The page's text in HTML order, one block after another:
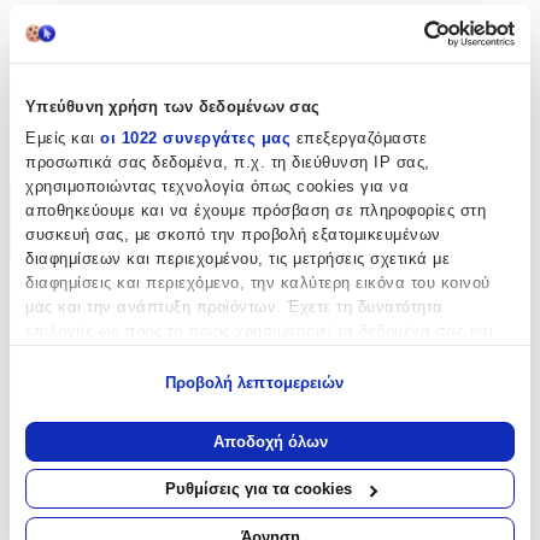
Υπεύθυνη χρήση των δεδομένων σας
Εμείς και οι 1022 συνεργάτες μας επεξεργαζόμαστε
προσωπικά σας δεδομένα, π.χ. τη διεύθυνση IP σας,
χρησιμοποιώντας τεχνολογία όπως cookies για να
αποθηκεύουμε και να έχουμε πρόσβαση σε πληροφορίες στη
συσκευή σας, με σκοπό την προβολή εξατομικευμένων
διαφημίσεων και περιεχομένου, τις μετρήσεις σχετικά με
διαφημίσεις και περιεχόμενο, την καλύτερη εικόνα του κοινού
μας και την ανάπτυξη προϊόντων. Έχετε τη δυνατότητα
Να συλλέξουμε πληροφορίες σχετικά με τη γεωγραφική
σας τοποθεσία, οι οποίες μπορεί να είναι ακριβείς σε
απόσταση μερικών μέτρων
Να αναγνωρίσουμε τη συσκευή σας σαρώνοντας ενεργά
για συγκεκριμένα χαρακτηριστικά (δακτυλικό αποτύπωμα)
Προβολή λεπτομερειών
Αποδοχή όλων
Ρυθμίσεις για τα cookies
Κατασκευαστής
Prym
Είδος:
Χάρακες
Χαρακτηριστικά
Χαρακτηριστικά
Είδος
Χάρακες
Αξιολογήσεις